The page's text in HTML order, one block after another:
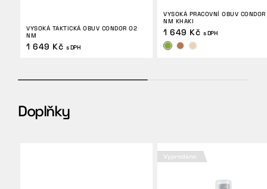
VYSOKÁ TAKTICKÁ OBUV CONDOR O2
NM
1 649 Kč s DPH
VYSOKÁ PRACOVNÍ OBUV
NM KHAKI
1 649 Kč s DPH
Doplňky
Vyprodáno